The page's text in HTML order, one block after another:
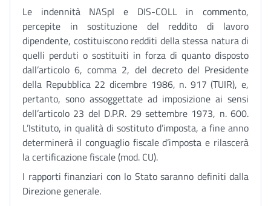
Le indennità NASpI e DIS-COLL in commento,
percepite in sostituzione del reddito di lavoro
dipendente, costituiscono redditi della stessa natura di
quelli perduti o sostituiti in forza di quanto disposto
dall’articolo 6, comma 2, del decreto del Presidente
della Repubblica 22 dicembre 1986, n. 917 (TUIR), e,
pertanto, sono assoggettate ad imposizione ai sensi
dell’articolo 23 del D.P.R. 29 settembre 1973, n. 600.
L’Istituto, in qualità di sostituto d’imposta, a fine anno
determinerà il conguaglio fiscale d’imposta e rilascerà
la certificazione fiscale (mod. CU).
I rapporti finanziari con lo Stato saranno definiti dalla
Direzione generale.